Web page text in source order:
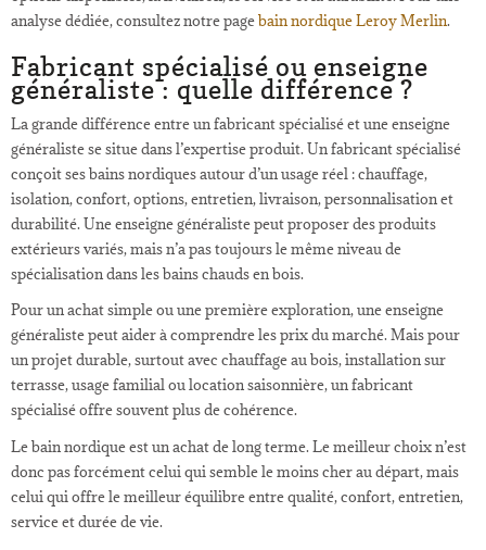
analyse dédiée, consultez notre pagebain nordique Leroy Merlin.
Fabricant spécialisé ou enseigne
généraliste : quelle différence ?
La grande différence entre un fabricant spécialisé et une enseigne
généraliste se situe dans l’expertise produit. Un fabricant spécialisé
conçoit ses bains nordiques autour d’un usage réel : chauffage,
isolation, confort, options, entretien, livraison, personnalisation et
durabilité. Une enseigne généraliste peut proposer des produits
extérieurs variés, mais n’a pas toujours le même niveau de
spécialisation dans les bains chauds en bois.
Pour un achat simple ou une première exploration, une enseigne
généraliste peut aider à comprendre les prix du marché. Mais pour
un projet durable, surtout avec chauffage au bois, installation sur
terrasse, usage familial ou location saisonnière, un fabricant
spécialisé offre souvent plus de cohérence.
Le bain nordique est un achat de long terme. Le meilleur choix n’est
donc pas forcément celui qui semble le moins cher au départ, mais
celui qui offre le meilleur équilibre entre qualité, confort, entretien,
service et durée de vie.